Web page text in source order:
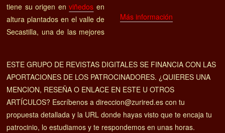
tiene su origen enviñedos en
altura plantados en el valle de
Secastilla, una de las mejores
Más información
ESTE GRUPO DE REVISTAS DIGITALES SE FINANCIA CON LAS
APORTACIONES DE LOS PATROCINADORES. ¿QUIERES UNA
MENCION, RESEÑA O ENLACE EN ESTE U OTROS
ARTÍCULOS? Escríbenos a direccion@zurired.es con tu
propuesta detallada y la URL donde hayas visto que te encaja tu
patrocinio, lo estudiamos y te respondemos en unas horas.